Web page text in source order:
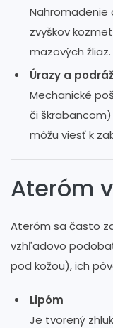
Nahromadenie
zvyškov
mazových žliaz.
Úrazy a
Mechanické
či
môžu viesť k
Ateróm
Ateróm sa často
vzhľadovo
pod kožou), ich
Lipóm
Je tvorený